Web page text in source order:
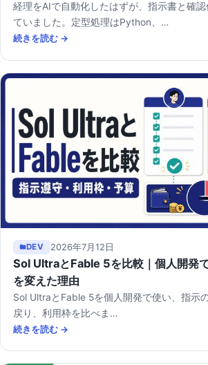
経理をAIで自動化したはずが、指示書と確認
ていました。定型処理はPython、…
続きを読む →
DEV 2026年7月12日
Sol UltraとFable 5を比較｜個人開発
を変えた理由
Sol UltraとFable 5を個人開発で使い、指示
戻り、利用枠を比べま…
続きを読む →